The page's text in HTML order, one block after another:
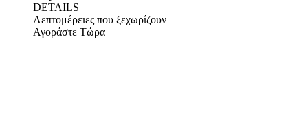
DETAILS
Λεπτομέρειες που ξεχωρίζουν
Αγοράστε Τώρα